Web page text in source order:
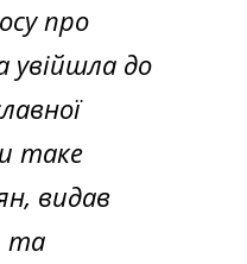
про
увійшла до
таке
видав
та